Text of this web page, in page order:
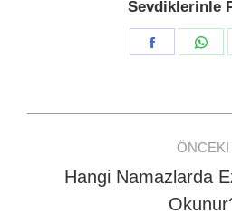
Sevdiklerinle
Share
navigation
ÖNCEKI
Hangi Namazlarda